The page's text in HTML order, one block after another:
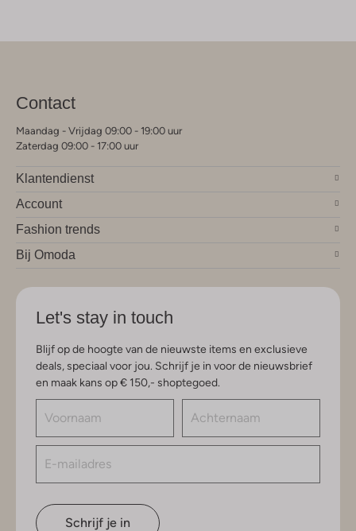
Contact
Maandag - Vrijdag 09:00 - 19:00 uur
Zaterdag 09:00 - 17:00 uur
Klantendienst
Account
Fashion trends
Bij Omoda
Let's stay in touch
Blijf op de hoogte van de nieuwste items en exclusieve
deals, speciaal voor jou. Schrijf je in voor de nieuwsbrief
en maak kans op € 150,- shoptegoed.
Schrijf je in